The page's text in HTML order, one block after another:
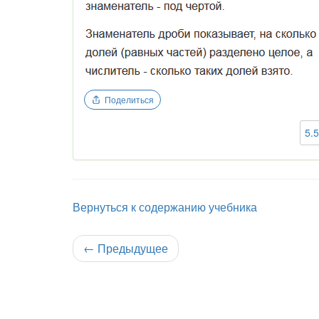
Поделиться
Вернуться к содержанию учебника
← Предыдущее